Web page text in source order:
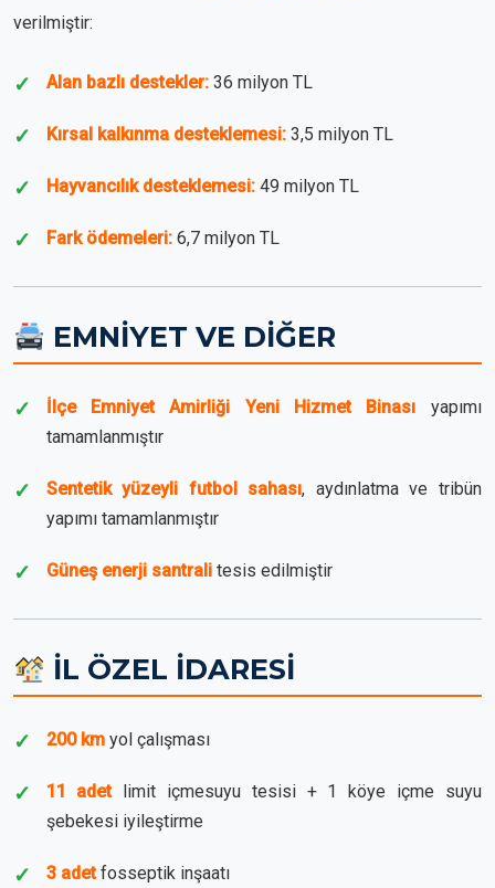
verilmiştir:
Alan bazlı destekler: 36 milyon TL
Kırsal kalkınma desteklemesi: 3,5 milyon TL
Hayvancılık desteklemesi: 49 milyon TL
Fark ödemeleri: 6,7 milyon TL
EMNİYET VE DİĞER
İlçe Emniyet Amirliği Yeni Hizmet Binası yapımı
tamamlanmıştır
Sentetik yüzeyli futbol sahası, aydınlatma ve tribün
yapımı tamamlanmıştır
Güneş enerji santrali tesis edilmiştir
İL ÖZEL İDARESİ
200 km yol çalışması
11 adetlimit içmesuyu tesisi + 1 köye içme suyu
şebekesi iyileştirme
3 adetfosseptik inşaatı